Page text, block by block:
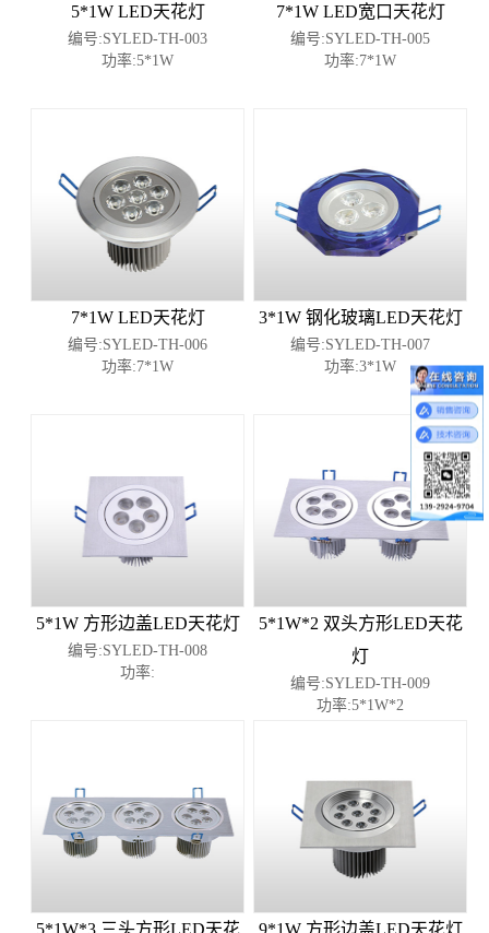
5*1W LED天花灯
编号:SYLED-TH-003
功率:5*1W
7*1W LED宽口天花灯
编号:SYLED-TH-005
功率:7*1W
7*1W LED天花灯
编号:SYLED-TH-006
功率:7*1W
3*1W 钢化玻璃LED天花灯
编号:SYLED-TH-007
功率:3*1W
5*1W 方形边盖LED天花灯
编号:SYLED-TH-008
功率:
5*1W*2 双头方形LED天花
灯
编号:SYLED-TH-009
功率:5*1W*2
5*1W*3 三头方形LED天花
9*1W 方形边盖LED天花灯